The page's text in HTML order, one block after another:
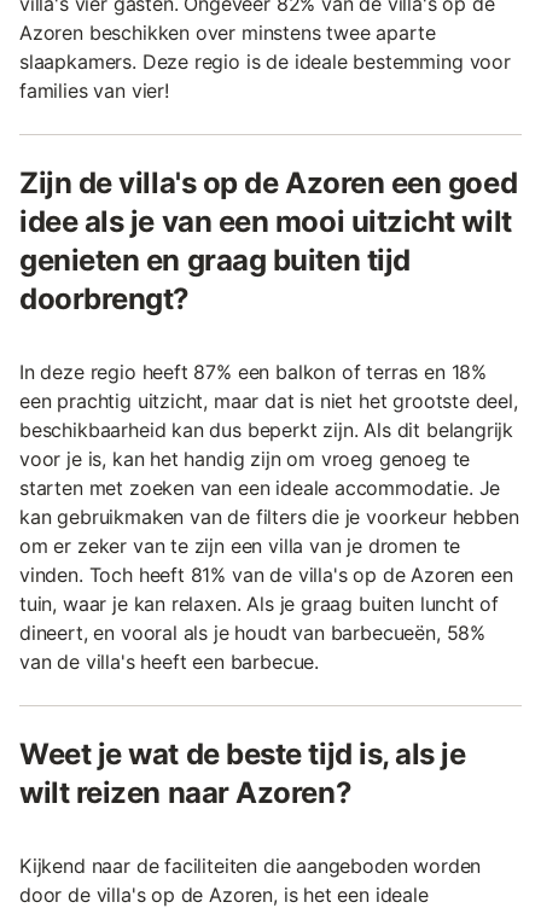
Azoren beschikken over minstens twee aparte
slaapkamers. Deze regio is de ideale bestemming voor
families van vier!
Zijn de villa's op de Azoren een goed
idee als je van een mooi uitzicht wilt
genieten en graag buiten tijd
doorbrengt?
In deze regio heeft 87% een balkon of terras en 18%
een prachtig uitzicht, maar dat is niet het grootste deel,
beschikbaarheid kan dus beperkt zijn. Als dit belangrijk
voor je is, kan het handig zijn om vroeg genoeg te
starten met zoeken van een ideale accommodatie. Je
kan gebruikmaken van de filters die je voorkeur hebben
om er zeker van te zijn een villa van je dromen te
vinden. Toch heeft 81% van de villa's op de Azoren een
tuin, waar je kan relaxen. Als je graag buiten luncht of
dineert, en vooral als je houdt van barbecueën, 58%
van de villa's heeft een barbecue.
Weet je wat de beste tijd is, als je
wilt reizen naar Azoren?
Kijkend naar de faciliteiten die aangeboden worden
door de villa's op de Azoren, is het een ideale